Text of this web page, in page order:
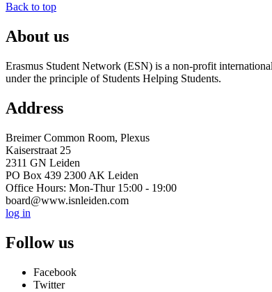
Back to top
About us
Erasmus Student Network (ESN) is a non-profit
under the principle of Students Helping Students.
Address
Breimer Common Room, Plexus
Kaiserstraat 25
2311 GN Leiden
PO Box 439 2300 AK Leiden
Office Hours: Mon-Thur 15:00 - 19:00
board@www.isnleiden.com
log in
Follow us
Facebook
Twitter